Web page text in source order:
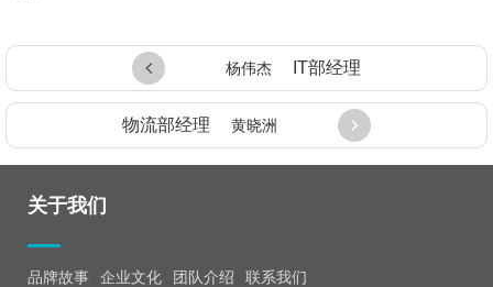
杨伟杰 IT部经理
物流部经理 黄晓洲
关于我们
品牌故事 企业文化 团队介绍 联系我们